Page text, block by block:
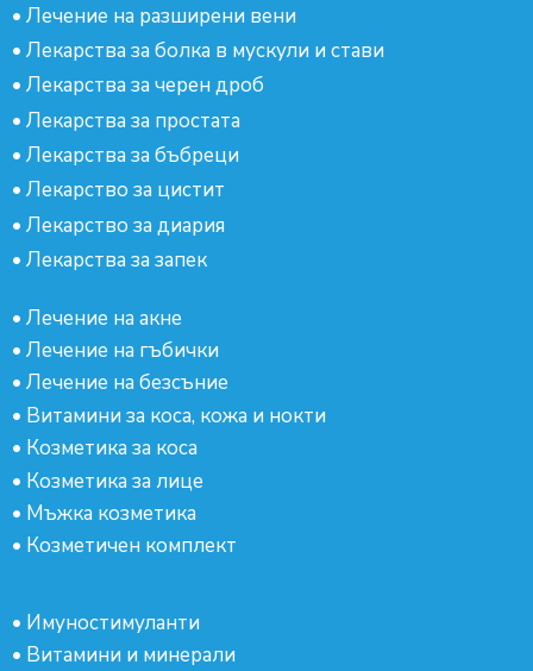
• Лечение на разширени вени
• Лекарства за болка в мускули и стави
• Лекарства за черен дроб
• Лекарства за простата
• Лекарства за бъбреци
• Лекарство за цистит
• Лекарство за диария
• Лекарства за запек
• Лечение на акне
• Лечение на гъбички
• Лечение на безсъние
• Витамини за коса, кожа и нокти
• Козметика за коса
• Козметика за лице
• Мъжка козметика
• Козметичен комплект
• Имуностимуланти
• Витамини и минерали